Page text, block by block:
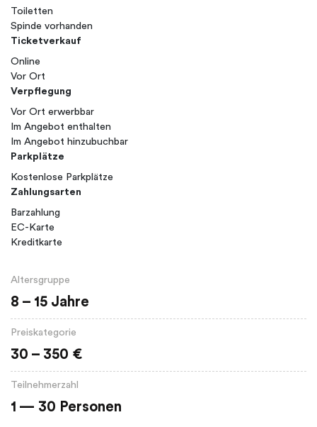
Toiletten
Spinde vorhanden
Ticketverkauf
Online
Vor Ort
Verpflegung
Vor Ort erwerbbar
Im Angebot enthalten
Im Angebot hinzubuchbar
Parkplätze
Kostenlose Parkplätze
Zahlungsarten
Barzahlung
EC-Karte
Kreditkarte
Altersgruppe
8 – 15 Jahre
Preiskategorie
30 – 350 €
Teilnehmerzahl
1 — 30 Personen